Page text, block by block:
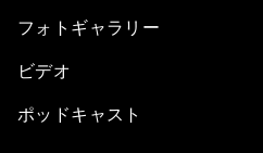
フォトギャラリー
ビデオ
ポッドキャスト